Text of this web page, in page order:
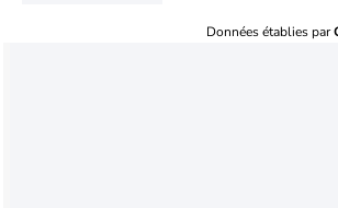
Données établies par